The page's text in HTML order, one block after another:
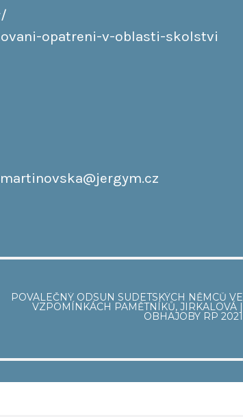
opatreni-v-oblasti-skolstvi
POVÁLEČNÝ ODSUN SUDETSKÝCH NĚMCŮ VE
VZPOMÍNKÁCH PAMĚTNÍKŮ, JIRKALOVÁ |
OBHAJOBY RP 2021